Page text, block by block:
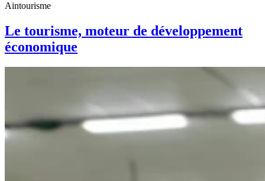
Aintourisme
Le tourisme, moteur de développement
économique